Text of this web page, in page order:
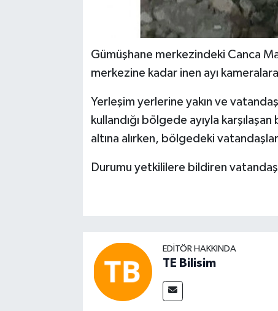
Gümüşhane merkezindeki Canca
merkezine kadar inen ayı
Yerleşim yerlerine yakın ve
kullandığı bölgede ayıyla
altına alırken, bölgedeki
Durumu yetkililere bildiren
EDITÖR HAKKINDA
TE Bilisim